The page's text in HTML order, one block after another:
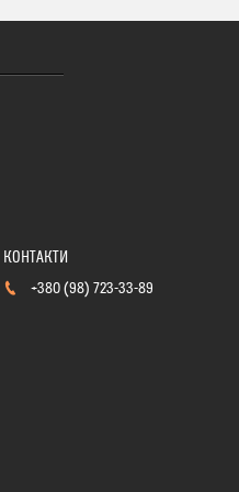
+380 (98) 723-33-89